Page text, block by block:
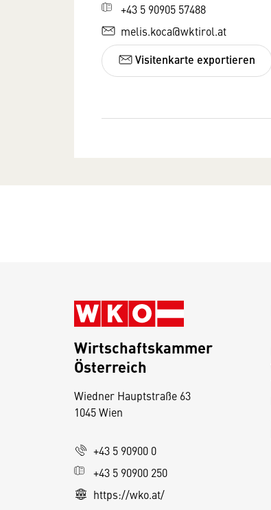
+43 5 90905 57488
melis.koca@wktirol.at
Visitenkarte exportieren
Wirtschaftskammer
Österreich
Wiedner Hauptstraße 63
1045 Wien
+43 5 90900 0
+43 5 90900 250
https://wko.at/